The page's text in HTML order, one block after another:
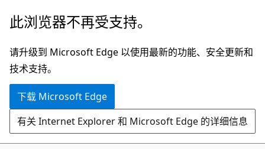
跳
主
要
内
此浏览器不再受支持。
请升级到 Microsoft Edge 以使用最新的功能、安全更新和
技术支持。
下载 Microsoft Edge
有关 Internet Explorer 和 Microsoft Edge 的详细信息